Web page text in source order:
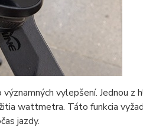
vylepšení. Jednou z
wattmetra. Táto funkcia
jazdy.